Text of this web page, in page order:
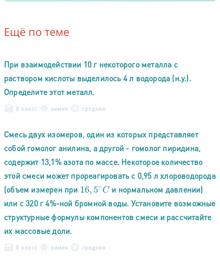
Ещё по теме
При взаимодействии 10 г некоторого металла с
раствором кислоты выделилось 4 л водорода (н.у.).
Определите этот металл.
8 класс химия средняя
Смесь двух изомеров, один из которых представляет
собой гомолог анилина, а другой - гомолог пиридина,
содержит 13,1% азота по массе. Некоторое количество
этой смеси может прореагировать с 0,95 л хлороводорода
(объем измерен при 16,5 ∘C и нормальном давлении)
или с 320 г 4%-ной бромной воды. Установите возможные
структурные формулы компонентов смеси и рассчитайте
их массовые доли.
8 класс химия средняя